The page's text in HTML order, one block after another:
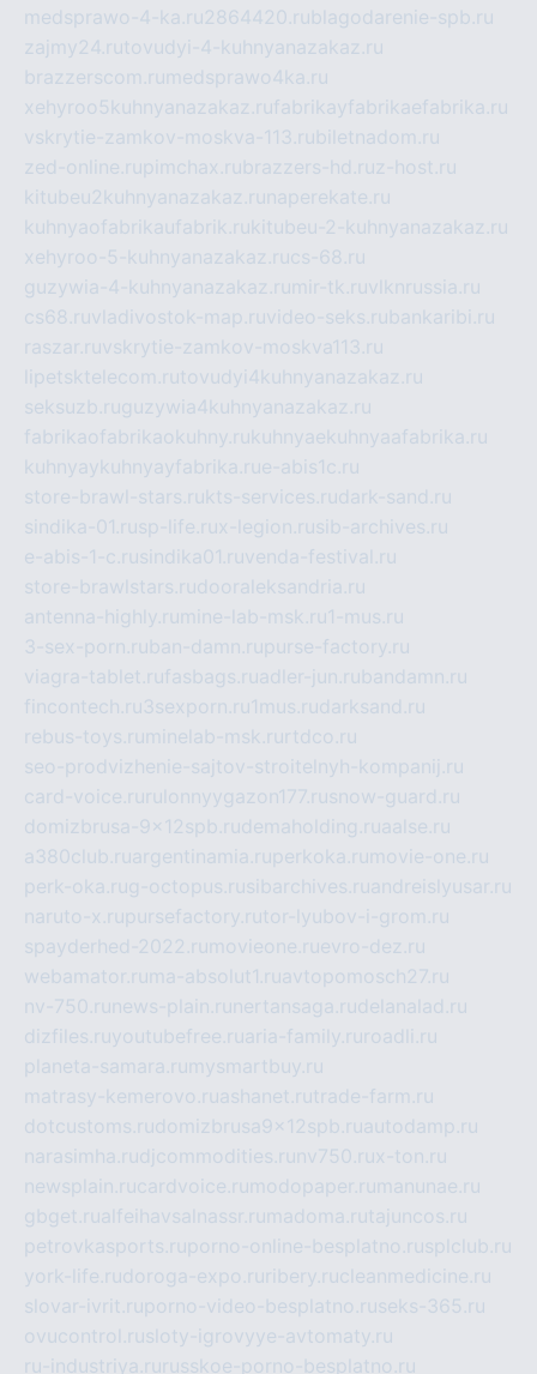
medsprawo-4-ka.ru2864420.rublagodarenie-spb.ru
zajmy24.rutovudyi-4-kuhnyanazakaz.ru
brazzerscom.ru medsprawo4ka.ru
xehyroo5kuhnyanazakaz.rufabrikayfabrikaefabrika.ru
vskrytie-zamkov-moskva-113.rubiletnadom.ru
zed-online.rupimchax.rubrazzers-hd.ruz-host.ru
kitubeu2kuhnyanazakaz.ru naperekate.ru
kuhnyaofabrikaufabrik.rukitubeu-2-kuhnyanazakaz.ru
xehyroo-5-kuhnyanazakaz.rucs-68.ru
guzywia-4-kuhnyanazakaz.ru mir-tk.ruvlknrussia.ru
cs68.ruvladivostok-map.ruvideo-seks.rubankaribi.ru
raszar.ruvskrytie-zamkov-moskva113.ru
lipetsktelecom.rutovudyi4kuhnyanazakaz.ru
seksuzb.ruguzywia4kuhnyanazakaz.ru
fabrikaofabrikaokuhny.rukuhnyaekuhnyaafabrika.ru
kuhnyaykuhnyayfabrika.rue-abis1c.ru
store-brawl-stars.rukts-services.rudark-sand.ru
sindika-01.rusp-life.rux-legion.rusib-archives.ru
e-abis-1-c.rusindika01.ruvenda-festival.ru
store-brawlstars.rudooraleksandria.ru
antenna-highly.ru mine-lab-msk.ru1-mus.ru
3-sex-porn.ruban-damn.rupurse-factory.ru
viagra-tablet.rufasbags.ruadler-jun.rubandamn.ru
fincontech.ru3sexporn.ru1mus.rudarksand.ru
rebus-toys.ru minelab-msk.ru rtdco.ru
seo-prodvizhenie-sajtov-stroitelnyh-kompanij.ru
card-voice.ru rulonnyygazon177.rusnow-guard.ru
domizbrusa-9x12spb.rudemaholding.ruaalse.ru
a380club.ruargentinamia.ruperkoka.ru movie-one.ru
perk-oka.rug-octopus.rusibarchives.ruandreislyusar.ru
naruto-x.rupursefactory.rutor-lyubov-i-grom.ru
spayderhed-2022.ru movieone.ruevro-dez.ru
webamator.ru ma-absolut1.ruavtopomosch27.ru
nv-750.ru news-plain.ru nertansaga.rudelanalad.ru
dizfiles.ruyoutubefree.ruaria-family.ru roadli.ru
planeta-samara.ru mysmartbuy.ru
matrasy-kemerovo.ruashanet.rutrade-farm.ru
dotcustoms.rudomizbrusa9x12spb.ruautodamp.ru
narasimha.rudjcommodities.ru nv750.rux-ton.ru
newsplain.rucardvoice.ru modopaper.ru manunae.ru
gbget.rualfeihavsalnassr.ru madoma.rutajuncos.ru
petrovkasports.ruporno-online-besplatno.rusplclub.ru
york-life.rudoroga-expo.ru ribery.rucleanmedicine.ru
slovar-ivrit.ruporno-video-besplatno.ruseks-365.ru
ovucontrol.rusloty-igrovyye-avtomaty.ru
ru-industriya.ru russkoe-porno-besplatno.ru